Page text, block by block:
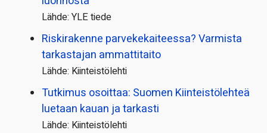
Lähde: YLE tiede
Riskirakenne parvekekaiteessa? Varmista
tarkastajan ammattitaito
Lähde: Kiinteistölehti
Tutkimus osoittaa: Suomen Kiinteistölehteä
luetaan kauan ja tarkasti
Lähde: Kiinteistölehti